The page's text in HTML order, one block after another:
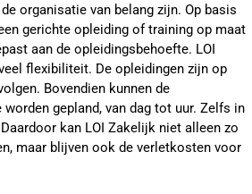
organisatie van belang zijn. Op basis
gerichte opleiding of training op maat
aan de opleidingsbehoefte. LOI
flexibiliteit. De opleidingen zijn op
Bovendien kunnen de
worden gepland, van dag tot uur. Zelfs in
kan LOI Zakelijk niet alleen zo
maar blijven ook de verletkosten voor